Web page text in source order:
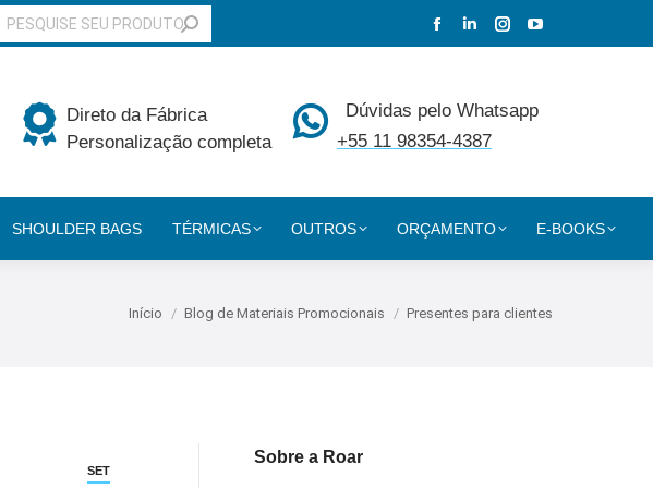
BUSCAR
Facebook
in
new
Linkedin
in
new
Instagram
in
in
Direto da Fábrica
Personalização completa
Dúvidas pelo Whatsapp
+55 11 98354-4387
SHOULDER BAGS TÉRMICAS OUTROS ORÇAMENTO E-BOOKS
Você está aqui:
Início Blog de Materiais Promocionais Presentes para clientes
SET
Sobre a Roar